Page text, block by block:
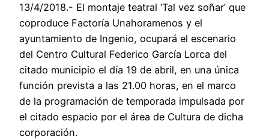
13/4/2018.- El montaje teatral ‘Tal vez soñar’ que
coproduce Factoría Unahoramenos y el
ayuntamiento de Ingenio, ocupará el escenario
del Centro Cultural Federico García Lorca del
citado municipio el día 19 de abril, en una única
función prevista a las 21.00 horas, en el marco
de la programación de temporada impulsada por
el citado espacio por el área de Cultura de dicha
corporación.